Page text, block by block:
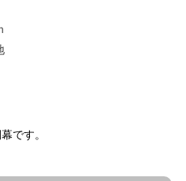
です。